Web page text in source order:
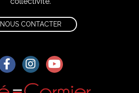
NOUS CONTACTER
Lien vers le compte Facebook
Lien vers le compte
Lien vers la chaîne